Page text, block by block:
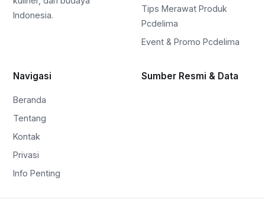
Indonesia.
Tips Merawat Produk
Pcdelima
Event & Promo Pcdelima
Navigasi
Beranda
Tentang
Kontak
Privasi
Info Penting
Sumber Resmi & Data